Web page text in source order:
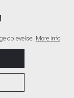
oplevelse. More info